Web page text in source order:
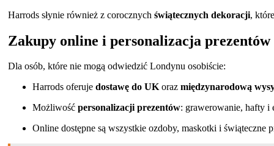
Harrods słynie również z corocznych świątecznych dekoracji,
Zakupy online i personalizacja prezentów
Dla osób, które nie mogą odwiedzić Londynu osobiście:
Harrods oferuje dostawę do UKoraz międzynarodową
Możliwość personalizacji prezentów: grawerowanie, hafty i
Online dostępne są wszystkie ozdoby, maskotki i świąteczne